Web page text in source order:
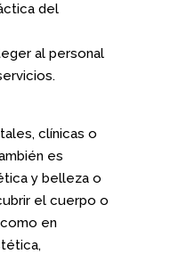
del
al personal
clínicas o
es
y belleza o
el cuerpo o
en